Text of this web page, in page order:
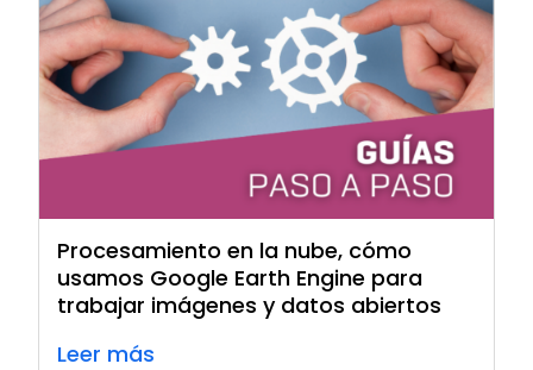
Procesamiento en la nube, cómo
usamos Google Earth Engine para
trabajar imágenes y datos abiertos
Leer más